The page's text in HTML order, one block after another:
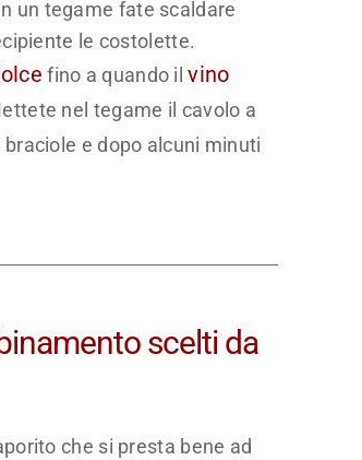
un tegame fate scaldare
le costolette.
fino a quando ilvino
nel tegame il cavolo a
e dopo alcuni minuti
scelti da
che si presta bene ad